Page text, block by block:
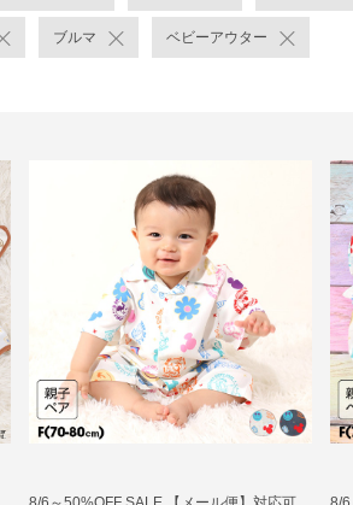
ブルマ ベビーアウター